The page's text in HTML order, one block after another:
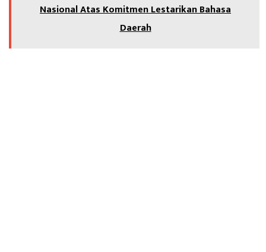
Nasional Atas Komitmen Lestarikan Bahasa
Daerah